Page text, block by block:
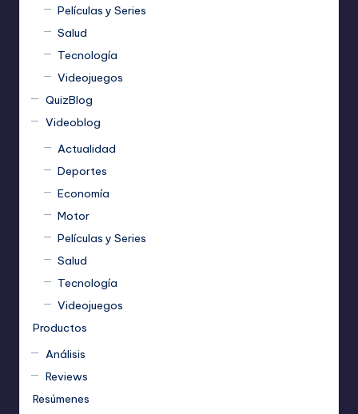
Películas y Series
Salud
Tecnología
Videojuegos
QuizBlog
Videoblog
Actualidad
Deportes
Economía
Motor
Películas y Series
Salud
Tecnología
Videojuegos
Productos
Análisis
Reviews
Resúmenes